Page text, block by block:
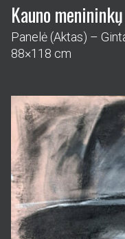
Kauno
Panelė (Aktas) –
88×118 cm